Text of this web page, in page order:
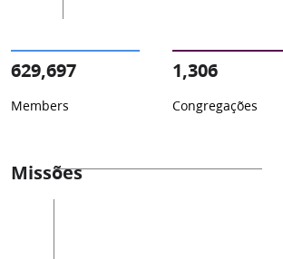
629,697
Members
1,306
Congregações
Missões